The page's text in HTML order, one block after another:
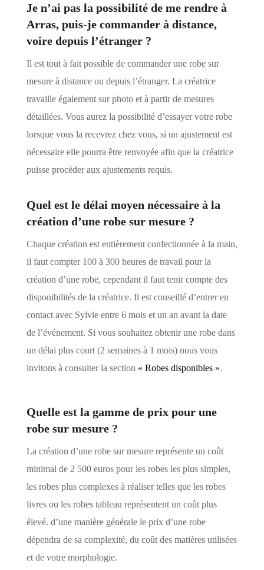
Je n’ai pas la possibilité de me rendre à
Arras, puis-je commander à distance,
voire depuis l’étranger ?
Il est tout à fait possible de commander une robe sur
mesure à distance ou depuis l’étranger. La créatrice
travaille également sur photo et à partir de mesures
détaillées. Vous aurez la possibilité d’essayer votre robe
lorsque vous la recevrez chez vous, si un ajustement est
nécessaire elle pourra être renvoyée afin que la créatrice
puisse procéder aux ajustements requis.
Quel est le délai moyen nécessaire à la
création d’une robe sur mesure ?
Chaque création est entièrement confectionnée à la main,
il faut compter 100 à 300 heures de travail pour la
création d’une robe, cependant il faut tenir compte des
disponibilités de la créatrice. Il est conseillé d’entrer en
contact avec Sylvie entre 6 mois et un an avant la date
de l’événement. Si vous souhaitez obtenir une robe dans
un délai plus court (2 semaines à 1 mois) nous vous
invitons à consulter la section « Robes disponibles ».
Quelle est la gamme de prix pour une
robe sur mesure ?
La création d’une robe sur mesure représente un coût
minimal de 2 500 euros pour les robes les plus simples,
les robes plus complexes à réaliser telles que les robes
livres ou les robes tableau représentent un coût plus
élevé. d’une manière générale le prix d’une robe
dépendra de sa complexité, du coût des matières utilisées
et de votre morphologie.